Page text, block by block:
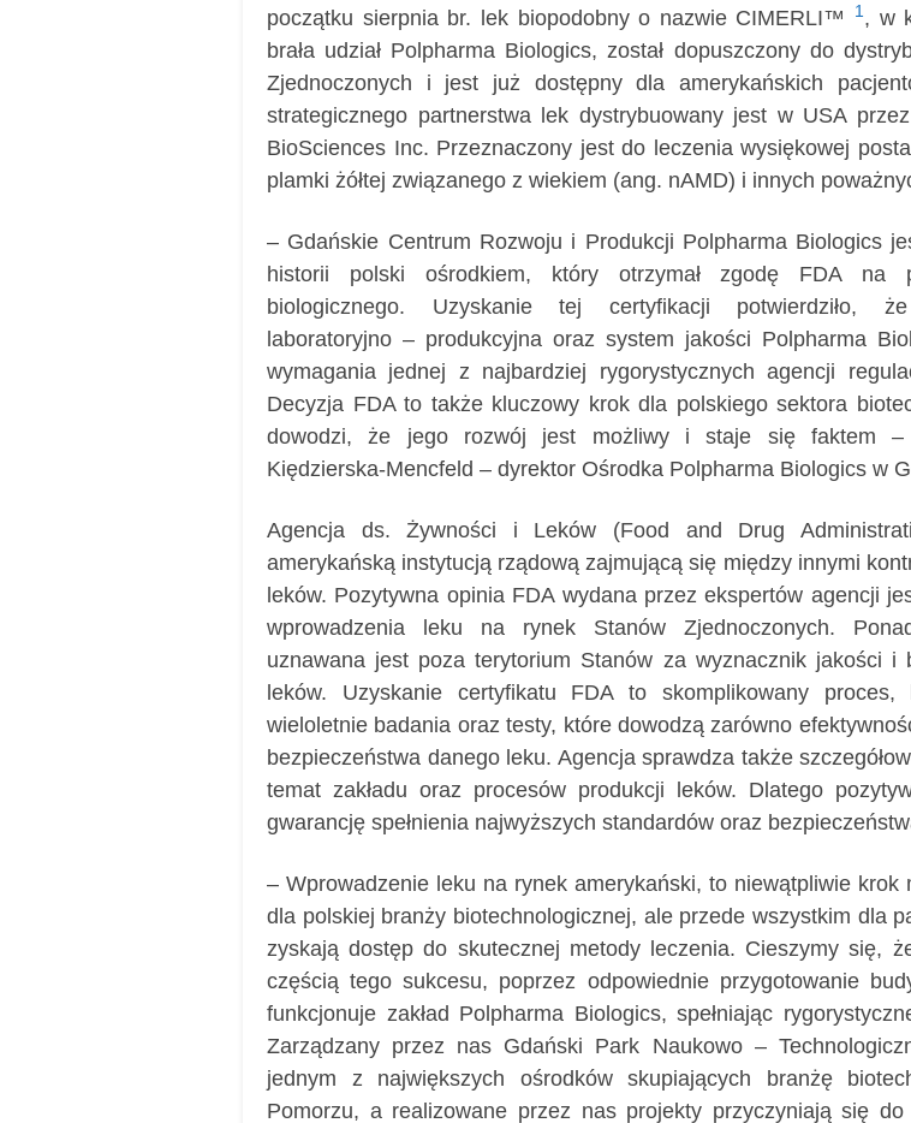
początku sierpnia br. lek biopodobny o nazwie CIMERLI™
1 , w
brała udział Polpharma Biologics, został dopuszczony do
Zjednoczonych i jest już dostępny dla amerykańskich
strategicznego partnerstwa lek dystrybuowany jest w USA
BioSciences Inc. Przeznaczony jest do leczenia wysiękowej
plamki żółtej związanego z wiekiem (ang. nAMD) i innych
– Gdańskie Centrum Rozwoju i Produkcji Polpharma Biologics
historii polski ośrodkiem, który otrzymał zgodę FDA na
biologicznego. Uzyskanie tej certyfikacji potwierdziło,
laboratoryjno – produkcyjna oraz system jakości Polpharma
wymagania jednej z najbardziej rygorystycznych agencji
Decyzja FDA to także kluczowy krok dla polskiego sektora
dowodzi, że jego rozwój jest możliwy i staje się faktem –
Kiędzierska-Mencfeld – dyrektor Ośrodka Polpharma Biologics w
Agencja ds. Żywności i Leków (Food and Drug
amerykańską instytucją rządową zajmującą się między innymi
leków. Pozytywna opinia FDA wydana przez ekspertów agencji
wprowadzenia leku na rynek Stanów Zjednoczonych.
uznawana jest poza terytorium Stanów za wyznacznik jakości i
leków. Uzyskanie certyfikatu FDA to skomplikowany proces,
wieloletnie badania oraz testy, które dowodzą zarówno
bezpieczeństwa danego leku. Agencja sprawdza także
temat zakładu oraz procesów produkcji leków. Dlatego
gwarancję spełnienia najwyższych standardów oraz
– Wprowadzenie leku na rynek amerykański, to niewątpliwie krok
dla polskiej branży biotechnologicznej, ale przede wszystkim dla
zyskają dostęp do skutecznej metody leczenia. Cieszymy się,
częścią tego sukcesu, poprzez odpowiednie przygotowanie
funkcjonuje zakład Polpharma Biologics, spełniając
Zarządzany przez nas Gdański Park Naukowo –
jednym z największych ośrodków skupiających branżę
Pomorzu, a realizowane przez nas projekty przyczyniają się